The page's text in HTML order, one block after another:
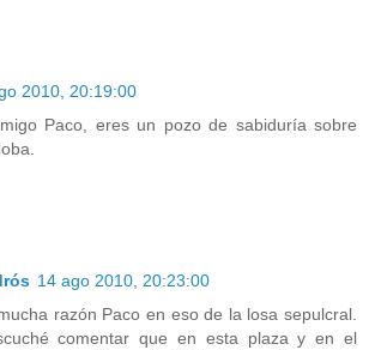
2010, 20:19:00
Paco, eres un pozo de sabiduría sobre
14 ago 2010, 20:23:00
razón Paco en eso de la losa sepulcral.
comentar que en esta plaza y en el